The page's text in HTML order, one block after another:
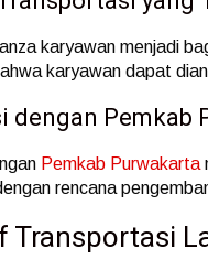
karyawan menjadi
karyawan dapat
dengan Pemkab
Pemkab Purwakarta
rencana
Transportasi